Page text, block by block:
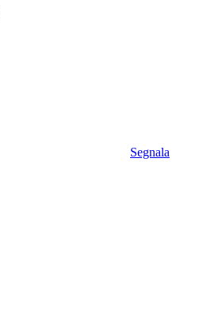
Segnala